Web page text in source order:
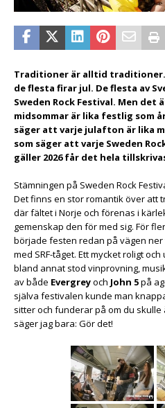
Traditioner är alltid traditioner.
de flesta firar jul. De flesta av
Sweden Rock Festival. Men
midsommar är lika festlig som
säger att varje julafton är lika
som säger att varje Sweden
gäller 2026 får det hela
Stämningen på Sweden Rock
Det finns en stor romantik över att
där fältet i Norje och förenas i
gemenskap den för med sig. För
började festen redan på vägen ner
med SRF-tåget. Ett mycket roligt
bland annat stod vinprovning,
av både Evergreyoch John 5på
själva festivalen kunde man
sitter och funderar på om du
säger jag bara: Gör det!